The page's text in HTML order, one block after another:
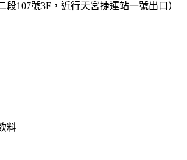
段107號3F，近行天宮捷運站一號出口）
料